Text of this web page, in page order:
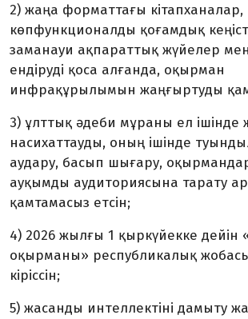
2) жаңа форматтағы кітапханалар,
көпфункционалды қоғамдық
заманауи ақпараттық жүйелер
ендіруді қоса алғанда, оқырман
инфрақұрылымын жаңғыртуды
3) ұлттық әдеби мұраны ел ішінде
насихаттауды, оның ішінде
аудару, басып шығару,
ауқымды аудиториясына тарату
қамтамасыз етсін;
4) 2026 жылғы 1 қыркүйекке
оқырманы» республикалық
кіріссін;
5) жасанды интеллектіні дамыту